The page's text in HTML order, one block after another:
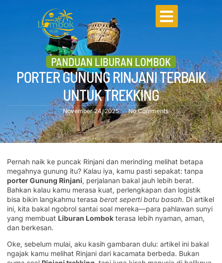
PANDUAN LIBURAN LOMBOK
PORTER GUNUNG RINJANI TERBAIK
UNTUK TREKKING
November 24, 2025 No Comments
Pernah naik ke puncak Rinjani dan merinding melihat betapa
megahnya gunung itu? Kalau iya, kamu pasti sepakat: tanpa
porter Gunung Rinjani, perjalanan bakal jauh lebih berat.
Bahkan kalau kamu merasa kuat, perlengkapan dan logistik
bisa bikin langkahmu terasa berat seperti batu basah. Di artikel
ini, kita bakal ngobrol santai soal mereka—para pahlawan sunyi
yang membuat Liburan Lombok terasa lebih nyaman, aman,
dan berkesan.
Oke, sebelum mulai, aku kasih gambaran dulu: artikel ini bakal
ngajak kamu melihat Rinjani dari kacamata berbeda. Bukan